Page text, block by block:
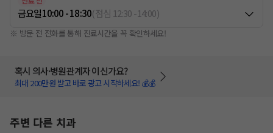
금요일10:00 - 18:30(점심 12:30-14:00)
※ 방문 전 전화를 통해 진료시간을 꼭 확인하세요!
혹시 의사·병원관계자 이신가요?
최대 200만원 받고 바로 광고 시작하세요! 💰💰
주변 다른 치과